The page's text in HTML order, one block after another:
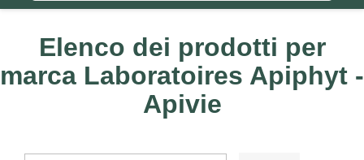
Elenco dei prodotti per
marca Laboratoires Apiphyt -
Apivie